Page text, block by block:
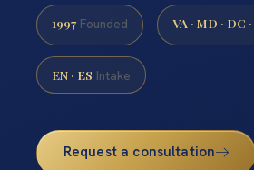
1997 Founded VA · MD · DC ·
EN · ES Intake
Request a consultation